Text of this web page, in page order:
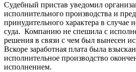
Судебный пристав уведомил
исполнительного производства и
принудительного характера в случае
суда. Компанию не спешила с
решения в связи с чем был вынесен
Вскоре заработная плата была
исполнительное производство
исполнением.